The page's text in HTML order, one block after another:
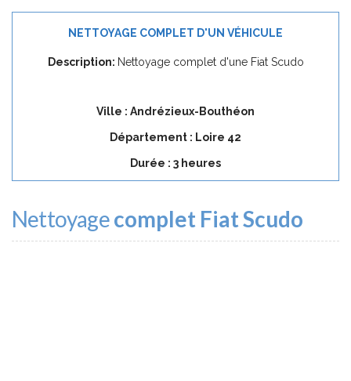
NETTOYAGE COMPLET D'UN VÉHICULE
Description: Nettoyage complet d'une Fiat Scudo
Ville : Andrézieux-Bouthéon
Département : Loire 42
Durée : 3 heures
Nettoyagecomplet Fiat Scudo